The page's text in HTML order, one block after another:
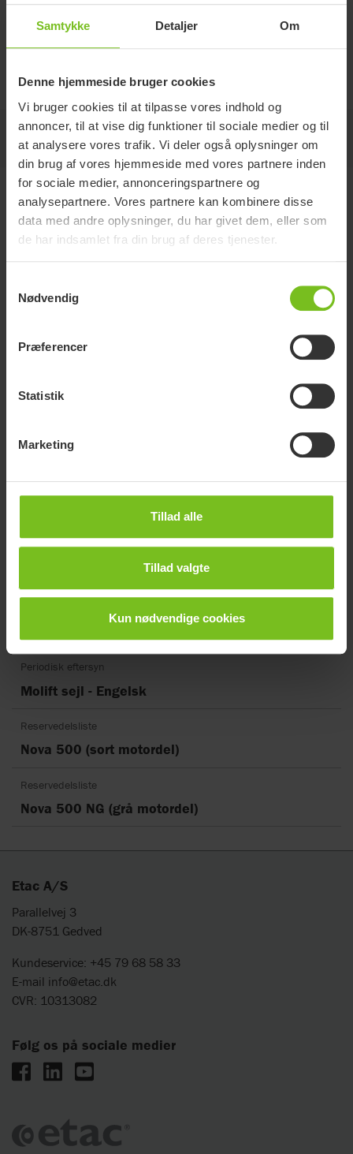
Samtykke Detaljer Om
Denne hjemmeside bruger cookies
Vi bruger cookies til at tilpasse vores indhold og
annoncer, til at vise dig funktioner til sociale medier og til
at analysere vores trafik. Vi deler også oplysninger om
din brug af vores hjemmeside med vores partnere inden
for sociale medier, annonceringspartnere og
analysepartnere. Vores partnere kan kombinere disse
data med andre oplysninger, du har givet dem, eller som
de har indsamlet fra din brug af deres tjenester.
Nødvendig
Præferencer
Statistik
Marketing
Tillad alle
Tillad valgte
Kun nødvendige cookies
UDGÅET: 31.12.19
For detaljerede specifikationer på produktet se brochure
Dokumenter
Dokumenter
Download af manualer er kun til hensigtsmæssige formål.
varenummer og den korrekte udgave af manualen.
Dokumenttype
Ryd sortering
Brochure Nova 500 NG
Brugermanual
Periodisk eftersyn
Molift sejl - Engelsk
Reservedelsliste
Nova 500 (sort motordel)
Reservedelsliste
Nova 500 NG (grå motordel)
Etac A/S
Parallelvej 3
DK-8751 Gedved
Kundeservice: +45 79 68 58 33
E-mail info@etac.dk
CVR: 10313082
Følg os på sociale medier